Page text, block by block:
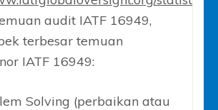
audit IATF 16949,
terbesar temuan
IATF 16949:
Solving (perbaikan atau